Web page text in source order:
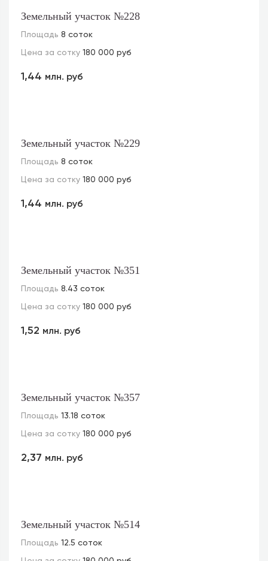
Земельный участок №228
Площадь 8 соток
Цена за сотку 180 000 руб
1,44 млн. руб
Земельный участок №229
Площадь 8 соток
Цена за сотку 180 000 руб
1,44 млн. руб
Земельный участок №351
Площадь 8.43 соток
Цена за сотку 180 000 руб
1,52 млн. руб
Земельный участок №357
Площадь 13.18 соток
Цена за сотку 180 000 руб
2,37 млн. руб
Земельный участок №514
Площадь 12.5 соток